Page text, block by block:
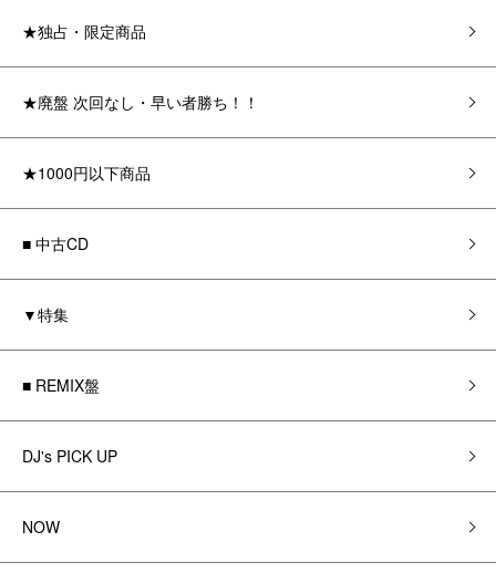
★独占・限定商品
★廃盤 次回なし・早い者勝ち！！
★1000円以下商品
■ 中古CD
▼特集
■ REMIX盤
DJ's PICK UP
NOW